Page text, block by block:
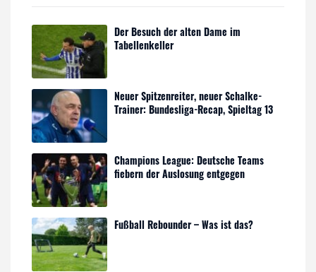
Der Besuch der alten Dame im
Tabellenkeller
Neuer Spitzenreiter, neuer Schalke-
Trainer: Bundesliga-Recap, Spieltag 13
Champions League: Deutsche Teams
fiebern der Auslosung entgegen
Fußball Rebounder – Was ist das?